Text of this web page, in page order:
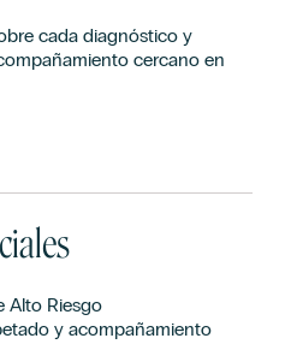
cada diagnóstico y
cercano en
Alto Riesgo
y acompañamiento